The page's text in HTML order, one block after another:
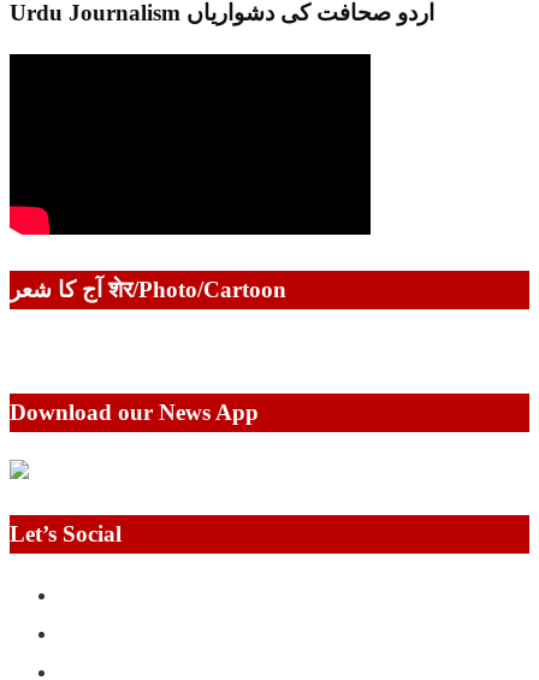
Urdu Journalism اردو صحافت کی دشواریاں
آج کا شعر शेर/Photo/Cartoon
Download our News App
Let’s Social